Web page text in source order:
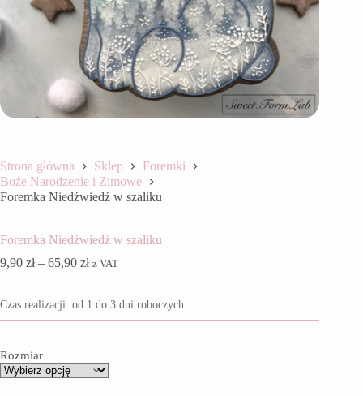
Strona główna Sklep
Foremki
Boże Narodzenie i Zimowe
Foremka Niedźwiedź w szaliku
Foremka Niedźwiedź w szaliku
9,90 zł – 65,90 złZakres
9,90 zł
do
z VAT
Czas realizacji: od 1 do 3 dni roboczych
Rozmiar